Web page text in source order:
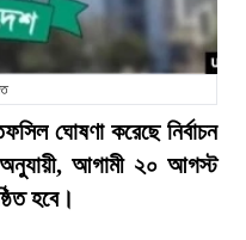
ঘোষণা করেছে নির্বাচন
আগামী ২০ আগস্ট
হবে।